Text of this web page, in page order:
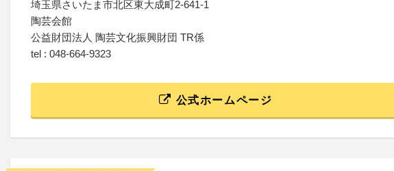
埼玉県さいたま市北区東大成町2-641-1
陶芸会館
公益財団法人 陶芸文化振興財団 TR係
tel : 048-664-9323
公式ホームページ